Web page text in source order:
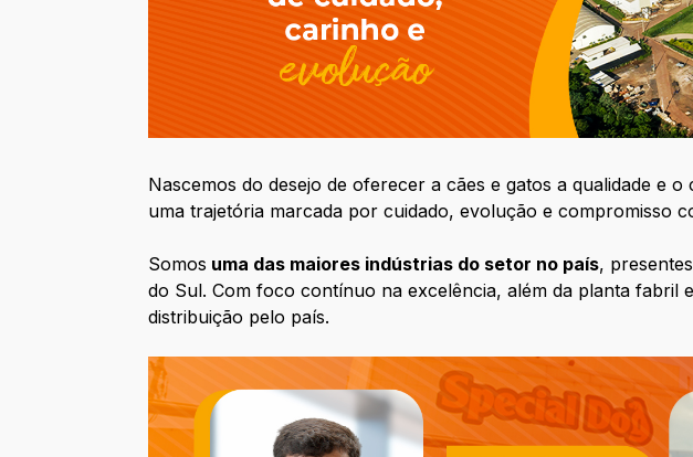
Nascemos do desejo de oferecer a cães e gatos a qualidade e
uma trajetória marcada por cuidado, evolução e compromisso
Somos uma das maiores indústrias do setor no país,
do Sul. Com foco contínuo na excelência, além da planta fabril
distribuição pelo país.